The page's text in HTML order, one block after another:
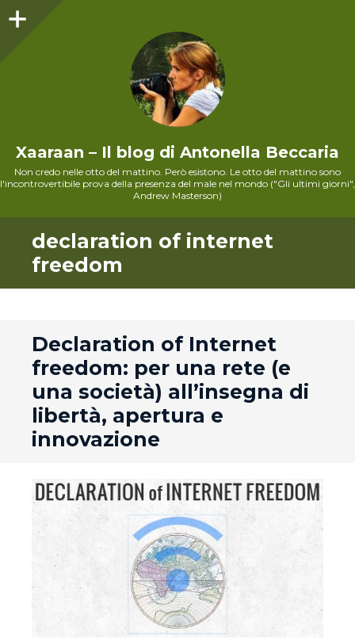
Xaaraan – Il blog di Antonella Beccaria
Non credo nelle otto del mattino. Però esistono. Le otto del mattino sono
l'incontrovertibile prova della presenza del male nel mondo ("Gli ultimi giorni",
Andrew Masterson)
declaration of internet
freedom
Declaration of Internet
freedom: per una rete (e
una società) all’insegna di
libertà, apertura e
innovazione